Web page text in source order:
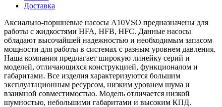
Доставка
Аксиально-поршневые насосы A10VSO предназначены для
работы с жидкостями HFA, HFB, HFC. Данные насосы
обладают высочайшей надежностью и необходимым запасом
мощности для работы в системах с разным уровнем давления.
Наша компания предлагает широкую линейку серий и
моделей, отличающихся конструкцией, функционалом и
габаритами. Все изделия характеризуются большим
эксплуатационным ресурсом, низким уровнем шума и
взаимной совместимостью. Модель отличается низкой
шумностью, небольшими габаритами и высоким КПД.